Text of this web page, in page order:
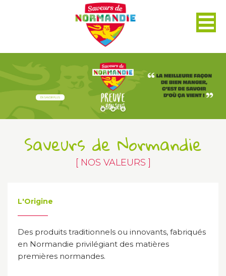
EN SAVOIR PLUS
Saveurs de Normandie
[ NOS VALEURS ]
L'Origine
Des produits traditionnels ou innovants, fabriqués
en Normandie privilégiant des matières
premières normandes.
Panneau de gestion des cookies